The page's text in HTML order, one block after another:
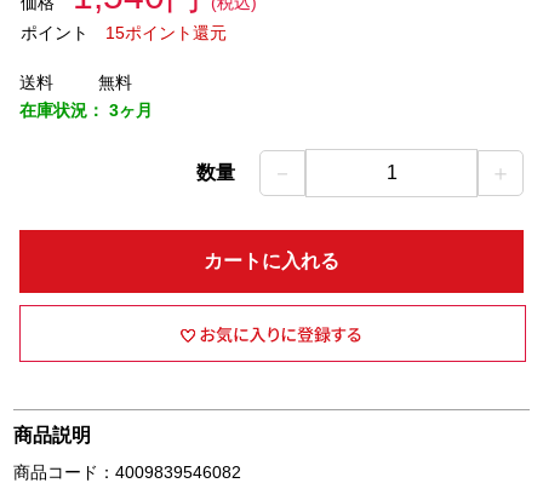
ポイント
15ポイント還元
送料
無料
在庫状況： 3ヶ月
数量 － 1 ＋
カートに入れる
商品説明
商品コード：4009839546082